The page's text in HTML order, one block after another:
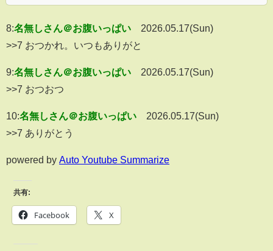
8:名無しさん＠お腹いっぱい
2026.05.17(Sun)
>>7 おつかれ。いつもありがと
9:名無しさん＠お腹いっぱい
2026.05.17(Sun)
>>7 おつおつ
10:名無しさん＠お腹いっぱい
2026.05.17(Sun)
>>7 ありがとう
powered by Auto Youtube Summarize
共有:
Facebook X